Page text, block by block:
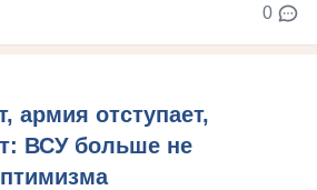
0
армия отступает,
ВСУ больше не